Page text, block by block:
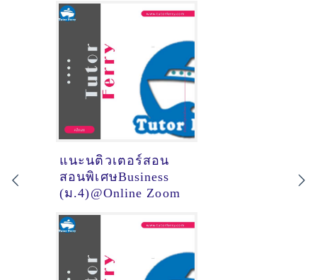
แนะนติวเตอร์สอน
สอนพิเศษBusiness
(ม.4)@Online Zoom